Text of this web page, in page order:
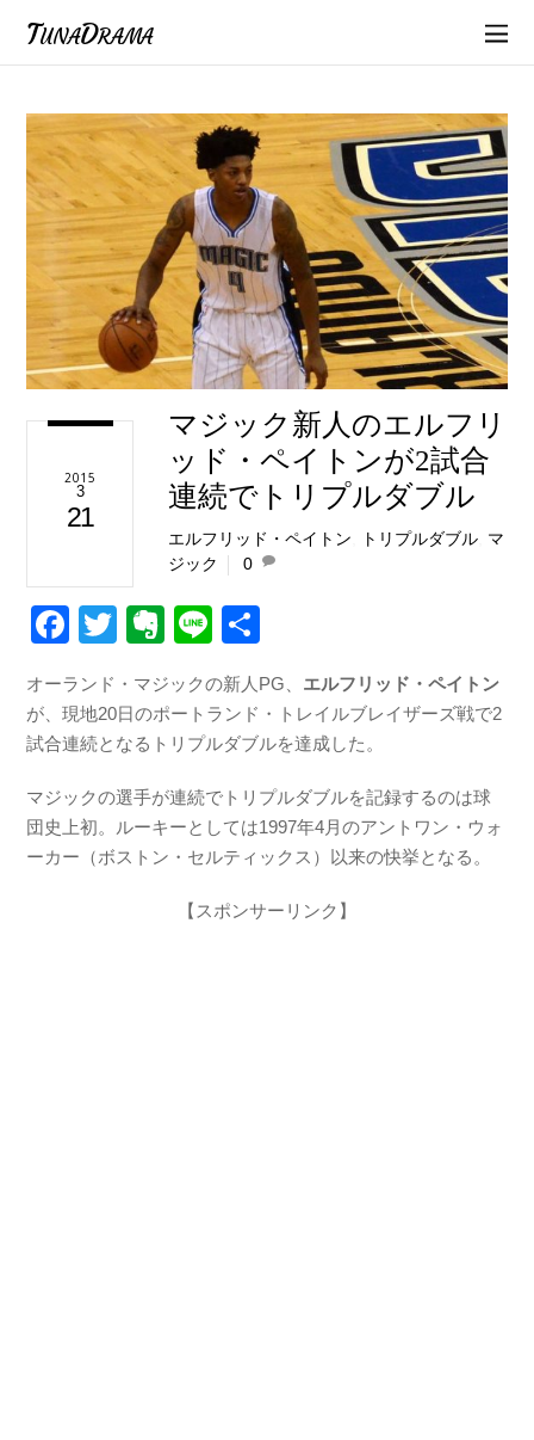
TunaDrama
2015
3
21
マジック新人のエルフリ
ッド・ペイトンが2試合
連続でトリプルダブル
エルフリッド・ペイトン トリプルダブル マ
ジック
0
F
c
e
o
o
T
tt
er
E
er
n
ot
e
Li
e
オーランド・マジックの新人PG、 エルフリッド・ペイトン
が、現地20日のポートランド・トレイルブレイザーズ戦で2
試合連続となるトリプルダブルを達成した。
マジックの選手が連続でトリプルダブルを記録するのは球
団史上初。ルーキーとしては1997年4月のアントワン・ウォ
ーカー（ボストン・セルティックス）以来の快挙となる。
【スポンサーリンク】